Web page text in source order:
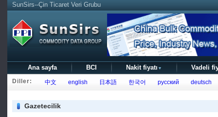
SunSirs--Çin Ticaret Veri Grubu
Ana sayfa BCI Nakit fiyatı ▼ Vadeli
Diller: 中文 english 日本語 한국어 русский deutsch
Gazetecilik